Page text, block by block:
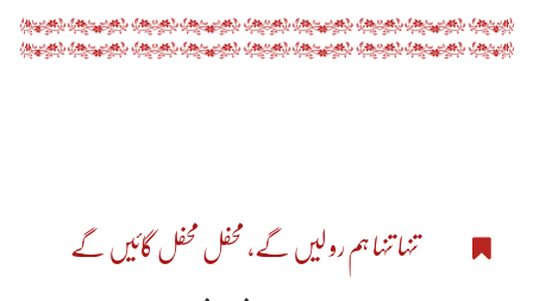
تنہا تنہا ہم رو لیں گے، محفل محفل گائیں گے